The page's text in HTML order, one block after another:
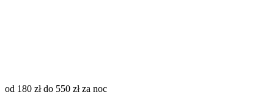
od 180 zł do 550 zł za noc